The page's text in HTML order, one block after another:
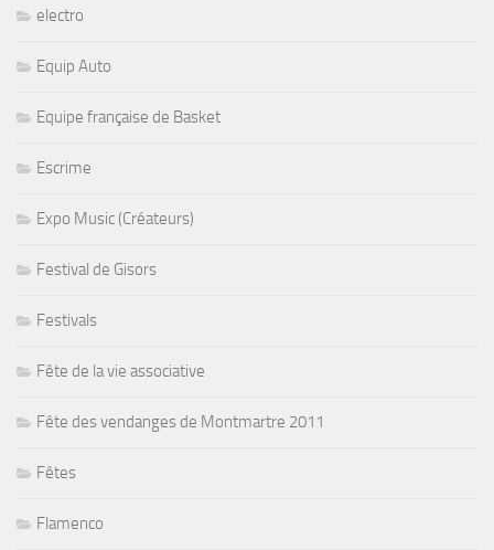
electro
Equip Auto
Equipe française de Basket
Escrime
Expo Music (Créateurs)
Festival de Gisors
Festivals
Fête de la vie associative
Fête des vendanges de Montmartre 2011
Fêtes
Flamenco